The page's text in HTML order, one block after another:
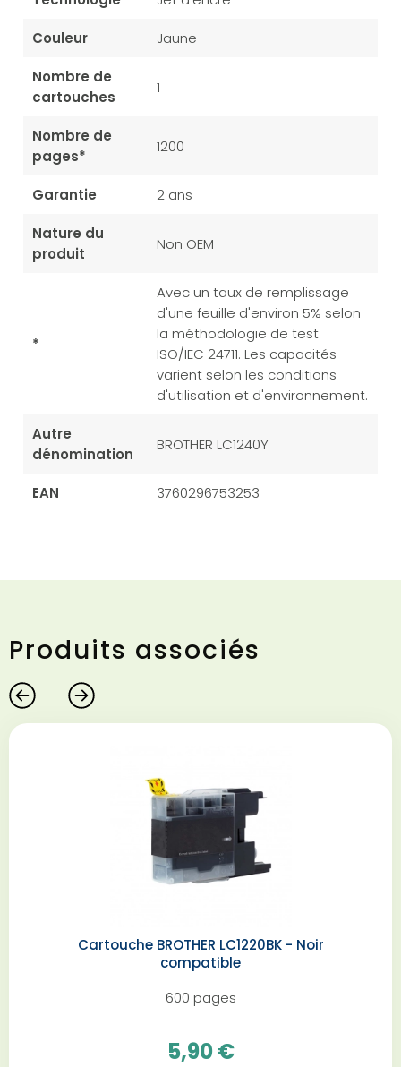
Couleur Jaune
Nombre de
cartouches
1
Nombre de
pages*
1200
Garantie 2 ans
Nature du
produit
Non OEM
*
Avec un taux de remplissage
d'une feuille d'environ 5% selon
la méthodologie de test
ISO/IEC 24711. Les capacités
varient selon les conditions
d'utilisation et d'environnement.
Autre
dénomination
BROTHER LC1240Y
EAN 3760296753253
Produits associés
Cartouche BROTHER LC1220BK - Noir
compatible
600 pages
5,90 €